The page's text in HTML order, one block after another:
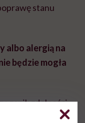
stanu
albo alergią na
będzie mogła
zanik zdolności